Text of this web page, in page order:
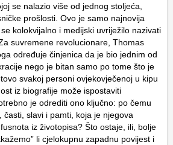
se nalazio više od jednog stoljeća,
prošlosti. Ovo je samo najnovija
kolokvijalno i medijski uvriježilo nazivati
suvremene revolucionare, Thomas
određuje činjenica da je bio jednim od
nego je bitan samo po tome što je
svakoj personi ovjekovječenoj u kipu
iz biografije može ispostaviti
je odrediti ono ključno: po čemu
časti, slavi i pamti, koja je njegova
iz životopisa? Što ostaje, ili, bolje
li cjelokupnu zapadnu povijest i